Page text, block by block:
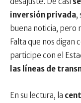
inversión privada,
buena noticia, pero
Falta que nos digan
participe con el
las líneas de
En su lectura, la